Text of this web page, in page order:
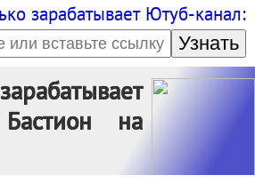
зарабатывает Ютуб-канал:
Узнать
на